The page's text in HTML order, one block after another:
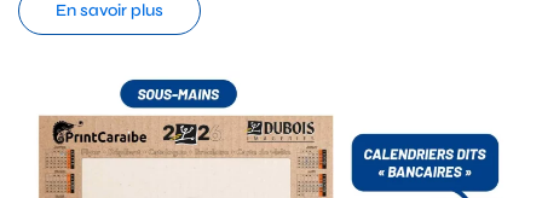
En savoir plus